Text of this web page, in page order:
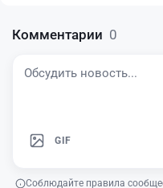
Комментарии 0
GIF
Соблюдайте правила